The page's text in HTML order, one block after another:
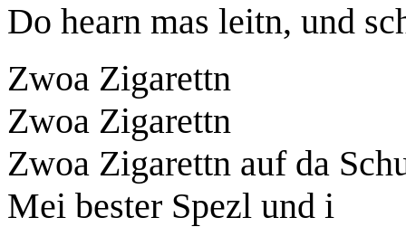
Do hearn mas leitn, und
Zwoa Zigarettn
Zwoa Zigarettn
Zwoa Zigarettn auf da
Mei bester Spezl und i